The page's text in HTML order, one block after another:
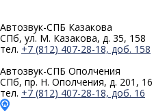
Автозвук-СПБ Казакова
СПб, ул. М. Казакова, д. 35, 158
тел. +7 (812) 407-28-18, доб. 158
Автозвук-СПБ Ополчения
СПб, пр. Н. Ополчения, д. 201, 16
тел. +7 (812) 407-28-18, доб. 16